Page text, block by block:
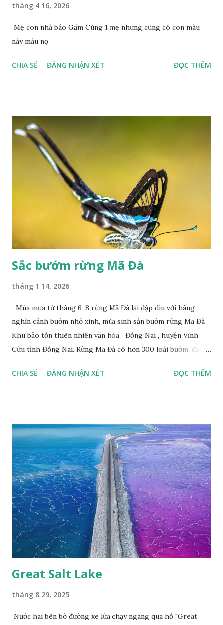
tháng 4 16, 2026
Mẹ con nhà báo Gấm Cùng 1 mẹ nhưng cũng có con màu
này màu nọ
CHIA SẺ ĐĂNG NHẬN XÉT ĐỌC THÊM
Sắc bướm rừng Mã Đà
tháng 1 14, 2026
Mùa mưa từ tháng 6-8 rừng Mã Đà lại dập dìu với hàng
nghìn cánh bướm nhỏ xinh, mùa sinh sản bướm rừng Mã Đà
Khu bảo tồn thiên nhiên văn hóa Đồng Nai , huyện Vĩnh
Cửu tỉnh Đồng Nai. Rừng Mã Đà có hơn 300 loài bướm, đặc
đuôi trắng (Lamproptera curius) đặc trưng là cái đuôi dài
Happy Việt Nam 2024 Vietnam.vn
CHIA SẺ ĐĂNG NHẬN XÉT ĐỌC THÊM
Great Salt Lake
tháng 8 29, 2025
Nước hai bên bờ đường xe lửa chạy ngang qua hồ "Great